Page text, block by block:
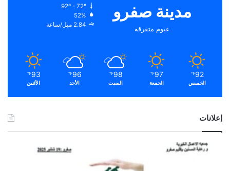
مدينة صفرو
غيوم متفرقة
92º - 72º
52%
2.84 ميل/ساعة
92
℉
الخميس
97
℉
الجمعة
98
℉
السبت
96
℉
الأحد
93
℉
الأثنين
إعلانات